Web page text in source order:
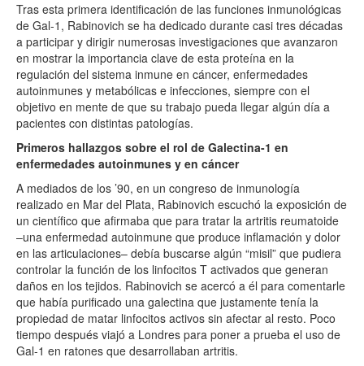
Tras esta primera identificación de las funciones inmunológicas
de Gal-1, Rabinovich se ha dedicado durante casi tres décadas
a participar y dirigir numerosas investigaciones que avanzaron
en mostrar la importancia clave de esta proteína en la
regulación del sistema inmune en cáncer, enfermedades
autoinmunes y metabólicas e infecciones, siempre con el
objetivo en mente de que su trabajo pueda llegar algún día a
pacientes con distintas patologías.
Primeros hallazgos sobre el rol de Galectina-1 en
enfermedades autoinmunes y en cáncer
A mediados de los ’90, en un congreso de inmunología
realizado en Mar del Plata, Rabinovich escuchó la exposición de
un científico que afirmaba que para tratar la artritis reumatoide
–una enfermedad autoinmune que produce inflamación y dolor
en las articulaciones– debía buscarse algún “misil” que pudiera
controlar la función de los linfocitos T activados que generan
daños en los tejidos. Rabinovich se acercó a él para comentarle
que había purificado una galectina que justamente tenía la
propiedad de matar linfocitos activos sin afectar al resto. Poco
tiempo después viajó a Londres para poner a prueba el uso de
Gal-1 en ratones que desarrollaban artritis.